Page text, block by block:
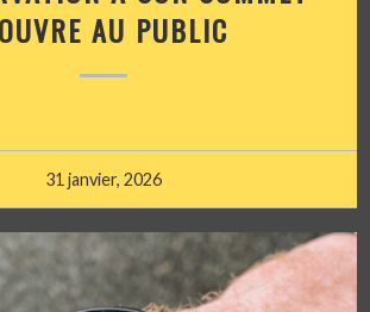
AU PUBLIC
31 janvier, 2026